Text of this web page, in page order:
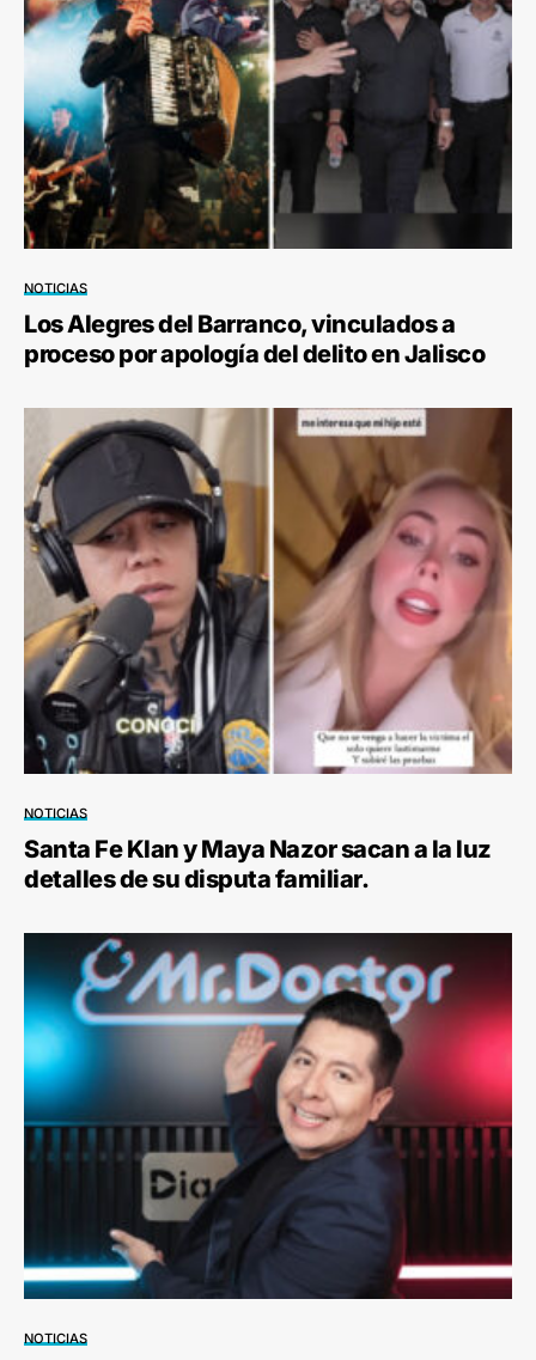
NOTICIAS
Los Alegres del Barranco, vinculados a
proceso por apología del delito en Jalisco
NOTICIAS
Santa Fe Klan y Maya Nazor sacan a la luz
detalles de su disputa familiar.
NOTICIAS